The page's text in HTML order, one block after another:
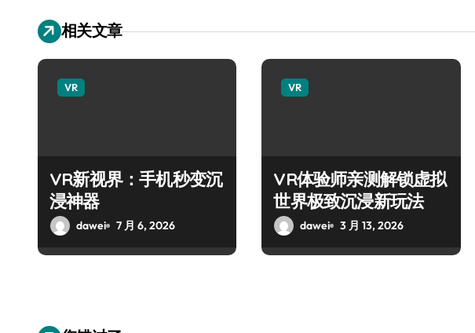
相关文章
VR
VR新视界：手机秒变沉
浸神器
dawei 7 月 6, 2026
VR
VR体验师亲测解锁虚拟
世界极致沉浸新玩法
dawei 3 月 13, 2026